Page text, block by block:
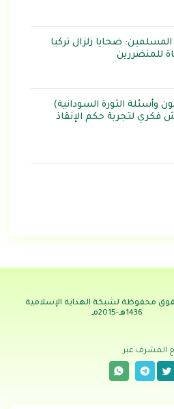
المسلمين: ضحايا زلزال تركيا
للمنضررين
وأسئلة الثورة السودانية)
فكري لتجربة حكم الإنقاذ
محفوظة لشبكة الهداية الإسلامية
1436هـ-2015مـ
المشرف عبر